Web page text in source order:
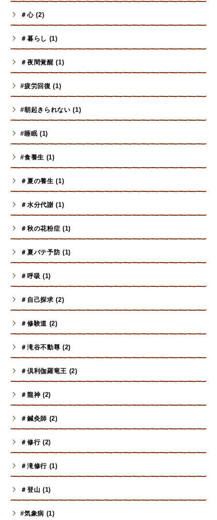
＃心 (2)
＃暮らし (1)
＃夜間覚醒 (1)
#疲労回復 (1)
#朝起きられない (1)
#睡眠 (1)
#食養生 (1)
＃夏の養生 (1)
＃水分代謝 (1)
＃秋の花粉症 (1)
＃夏バテ予防 (1)
＃呼吸 (1)
＃自己探求 (2)
＃修験道 (2)
＃滝谷不動尊 (2)
＃倶利伽羅竜王 (2)
＃龍神 (2)
＃鍼灸師 (2)
＃修行 (2)
＃滝修行 (1)
＃登山 (1)
#気象病 (1)